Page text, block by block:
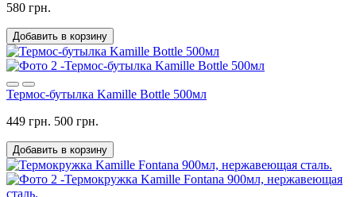
580 грн.
Добавить в корзину
Термос-бутылка Kamille Bottle 500мл
449 грн. 500 грн.
Добавить в корзину